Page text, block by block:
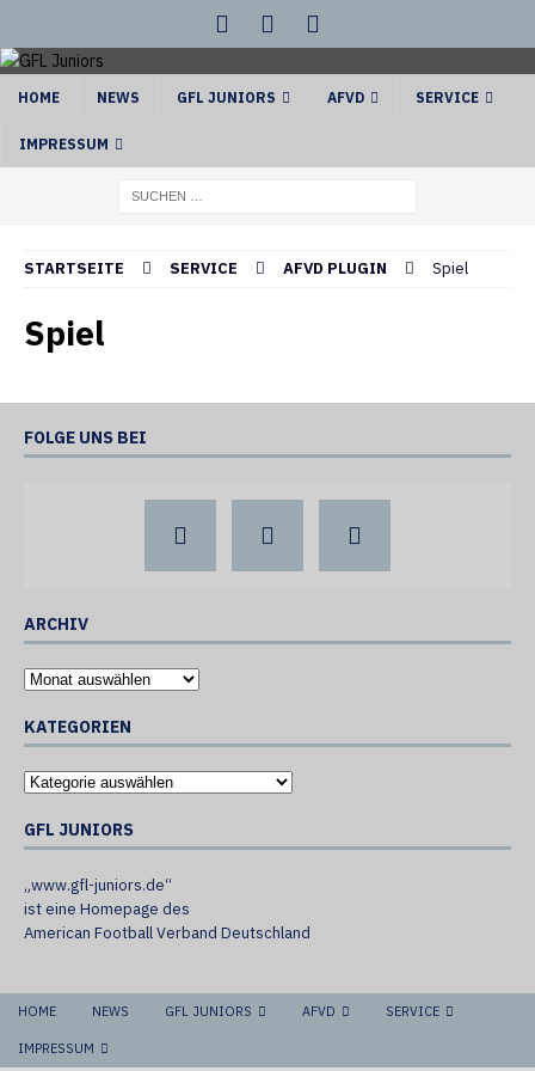
HOME NEWS GFL JUNIORS AFVD SERVICE
IMPRESSUM
STARTSEITE SERVICE AFVD PLUGIN Spiel
Spiel
FOLGE UNS BEI
ARCHIV
KATEGORIEN
GFL JUNIORS
„www.gfl-juniors.de“
ist eine Homepage des
American Football Verband Deutschland
HOME NEWS GFL JUNIORS AFVD SERVICE
IMPRESSUM